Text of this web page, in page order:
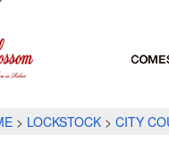
LOCKSTOCK CITY